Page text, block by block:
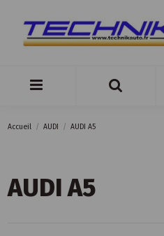
Accueil AUDI AUDI A5
AUDI A5